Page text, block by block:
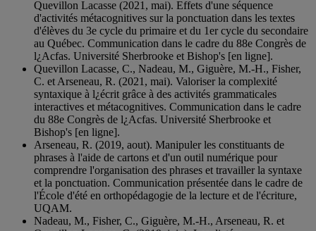
Quevillon Lacasse (2021, mai). Effets d'une séquence
d'activités métacognitives sur la ponctuation dans les textes
d'élèves du 3e cycle du primaire et du 1er cycle du secondaire
au Québec. Communication dans le cadre du 88e Congrès de
l¿Acfas. Université Sherbrooke et Bishop's [en ligne].
Quevillon Lacasse, C., Nadeau, M., Giguère, M.-H., Fisher,
C. et Arseneau, R. (2021, mai). Valoriser la complexité
syntaxique à l¿écrit grâce à des activités grammaticales
interactives et métacognitives. Communication dans le cadre
du 88e Congrès de l¿Acfas. Université Sherbrooke et
Bishop's [en ligne].
Arseneau, R. (2019, aout). Manipuler les constituants de
phrases à l'aide de cartons et d'un outil numérique pour
comprendre l'organisation des phrases et travailler la syntaxe
et la ponctuation. Communication présentée dans le cadre de
l'École d'été en orthopédagogie de la lecture et de l'écriture,
UQAM.
Nadeau, M., Fisher, C., Giguère, M.-H., Arseneau, R. et